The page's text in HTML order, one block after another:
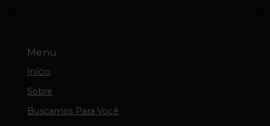
Menu
Início
Sobre
Buscamos Para Você